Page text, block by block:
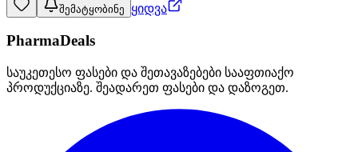
შემატყობინე ყიდვა
PharmaDeals
საუკეთესო ფასები და შეთავაზებები სააფთიაქო
პროდუქციაზე. შეადარეთ ფასები და დაზოგეთ.